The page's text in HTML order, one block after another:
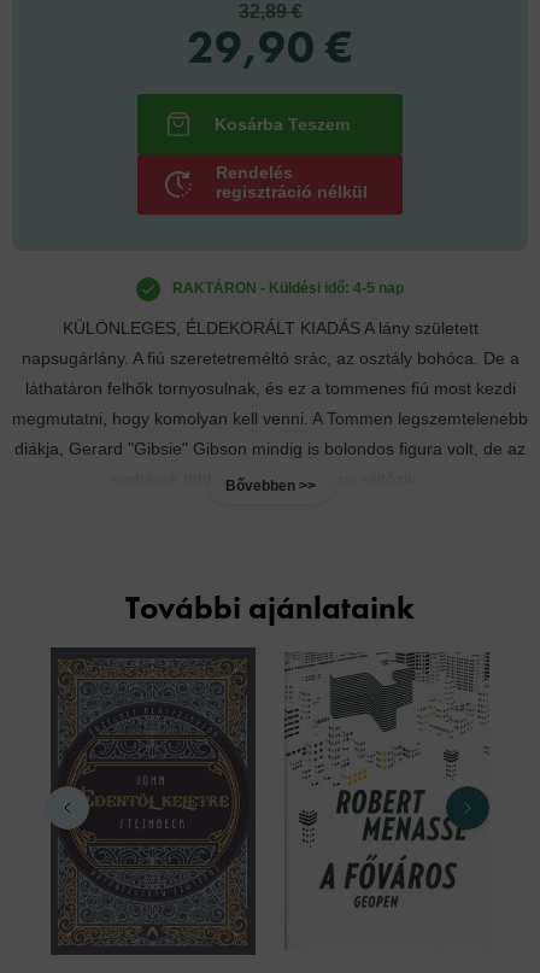
KÜLÖNLEGES, ÉLDEKORÁLT KIADÁS A lány született
napsugárlány. A fiú szeretetreméltó srác, az osztály bohóca. De a
láthatáron felhők tornyosulnak, és ez a tommenes fiú most kezdi
megmutatni, hogy komolyan kell venni. A Tommen legszemtelenebb
diákja, Gerard "Gibsie" Gibson mindig is bolondos figura volt, de az
emberek többsége nem látja, mi rejtőzik...
Bővebben >>
RAKTÁRON - Küldési idő: 4-5 nap
32,89 €
29,90 €
Rendelés
regisztráció nélkül
További ajánlataink